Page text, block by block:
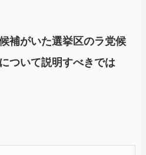
補がいた選挙区のラ党候
ついて説明すべきでは